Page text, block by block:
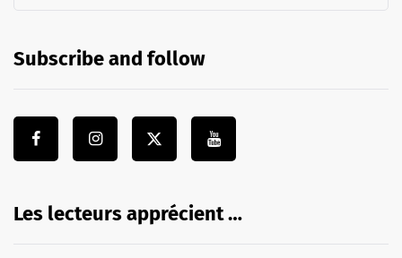
Subscribe and follow
Les lecteurs apprécient …